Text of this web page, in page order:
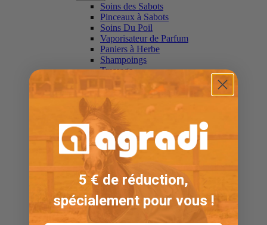
Soins des Sabots
Pinceaux à Sabots
Soins Du Poil
Vaporisateur de Parfum
Paniers à Herbe
Shampoings
Tressage
Protège-queues
Produits de Mesure
Voir toutSoins
5 € de réduction,
spécialement pour vous !